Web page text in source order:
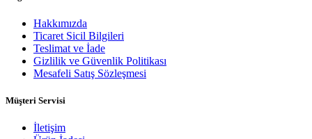
Hakkımızda
Ticaret Sicil Bilgileri
Teslimat ve İade
Gizlilik ve Güvenlik Politikası
Mesafeli Satış Sözleşmesi
Müşteri Servisi
İletişim